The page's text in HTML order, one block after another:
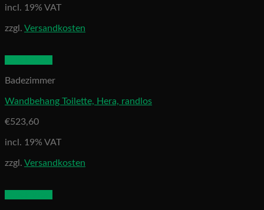
incl. 19% VAT
zzgl. Versandkosten
Badezimmer
Wandbehang Toilette, Hera, randlos
€523,60
incl. 19% VAT
zzgl. Versandkosten